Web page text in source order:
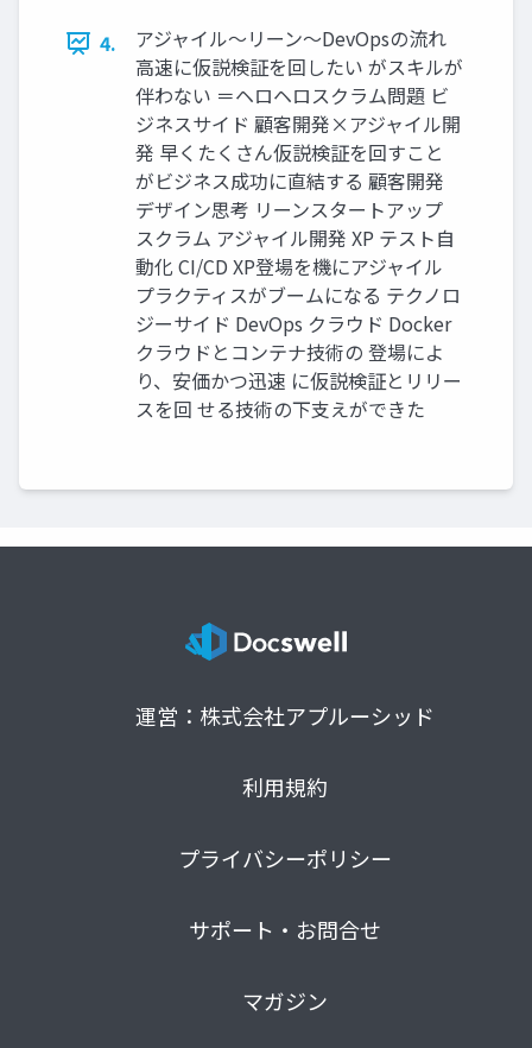
4.
アジャイル〜リーン〜DevOpsの流れ
高速に仮説検証を回したい がスキルが
伴わない ＝ヘロヘロスクラム問題 ビ
ジネスサイド 顧客開発×アジャイル開
発 早くたくさん仮説検証を回すこと
がビジネス成功に直結する 顧客開発
デザイン思考 リーンスタートアップ
スクラム アジャイル開発 XP テスト自
動化 CI/CD XP登場を機にアジャイル
プラクティスがブームになる テクノロ
ジーサイド DevOps クラウド Docker
クラウドとコンテナ技術の 登場によ
り、安価かつ迅速 に仮説検証とリリー
スを回 せる技術の下支えができた
運営：株式会社アプルーシッド
利用規約
プライバシーポリシー
サポート・お問合せ
マガジン